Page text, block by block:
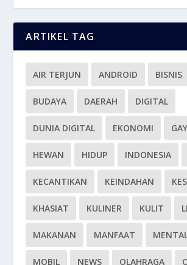
ARTIKEL TAG
AIR TERJUN ANDROID BISNIS
BUDAYA DAERAH DIGITAL
DUNIA DIGITAL EKONOMI
HEWAN HIDUP INDONESIA
KECANTIKAN KEINDAHAN
KHASIAT KULINER KULIT
MAKANAN MANFAAT
MOBIL NEWS OLAHRAGA